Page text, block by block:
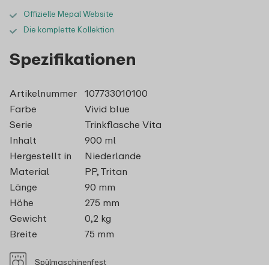
Offizielle Mepal Website
Die komplette Kollektion
Spezifikationen
Artikelnummer
107733010100
Farbe
Vivid blue
Serie
Trinkflasche Vita
Inhalt
900 ml
Hergestellt in
Niederlande
Material
PP, Tritan
Länge
90 mm
Höhe
275 mm
Gewicht
0,2 kg
Breite
75 mm
Spülmaschinenfest